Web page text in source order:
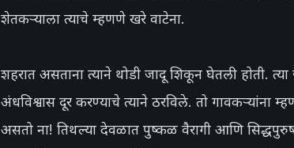
शेतकऱ्याला त्याचे म्हणणे खरे वाटेना.
शहरात असताना त्याने थोडी जादू शिकून घेतली होती. त्या
अंधविश्वास दूर करण्याचे त्याने ठरविले. तो गावकऱ्यांना
असतो ना! तिथल्या देवळात पुष्कळ वैरागी आणि